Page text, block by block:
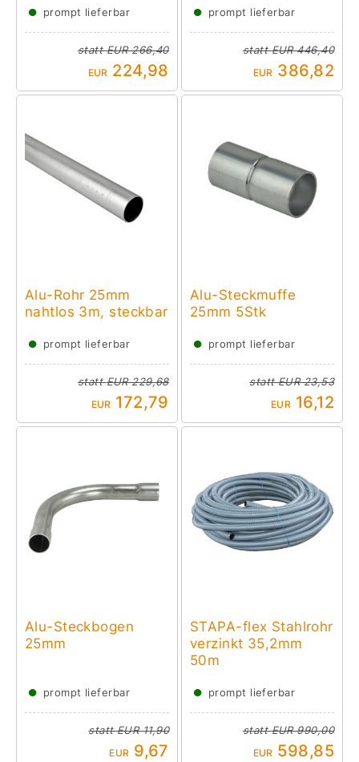
● prompt lieferbar
stattEUR 266,40
EUR 224,98
● prompt lieferbar
stattEUR 446,40
EUR 386,82
Alu-Rohr 25mm
nahtlos 3m, steckbar
● prompt lieferbar
stattEUR 229,68
EUR 172,79
Alu-Steckmuffe
25mm 5Stk
● prompt lieferbar
stattEUR 23,53
EUR 16,12
Alu-Steckbogen
25mm
● prompt lieferbar
stattEUR 11,90
EUR 9,67
STAPA-flex Stahlrohr
verzinkt 35,2mm
50m
● prompt lieferbar
stattEUR 990,00
EUR 598,85